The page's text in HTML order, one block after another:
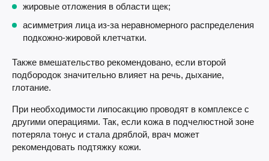
жировые отложения в области щек;
асимметрия лица из-за неравномерного распределения
подкожно-жировой клетчатки.
Также вмешательство рекомендовано, если второй
подбородок значительно влияет на речь, дыхание,
глотание.
При необходимости липосакцию проводят в комплексе с
другими операциями. Так, если кожа в подчелюстной зоне
потеряла тонус и стала дряблой, врач может
рекомендовать подтяжку кожи.